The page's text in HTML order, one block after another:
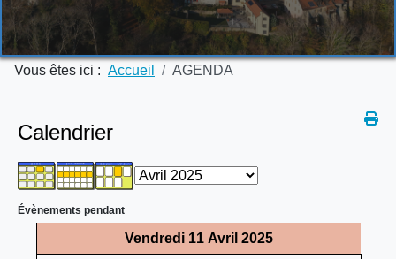
Vous êtes ici : Accueil AGENDA
Calendrier
Évènements pendant
Vendredi 11 Avril 2025